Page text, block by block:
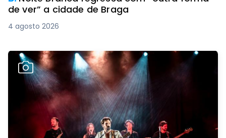
de ver” a cidade de Braga
4 agosto 2026